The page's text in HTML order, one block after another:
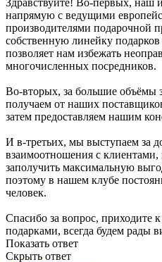
Здравствуйте! Во-первых, наш
напрямую с ведущими
производителями подарочной
собственную линейку
позволяет нам избежать
многочисленных посредников.
Во-вторых, за большие объёмы
получаем от наших
затем предоставляем нашим
И в-третьих, мы выступаем за
взаимоотношения с
заполучить максимальную
поэтому в нашем клубе
человек.
Спасибо за вопрос, приходите
подарками, всегда будем рады
Показать ответ
Скрыть ответ